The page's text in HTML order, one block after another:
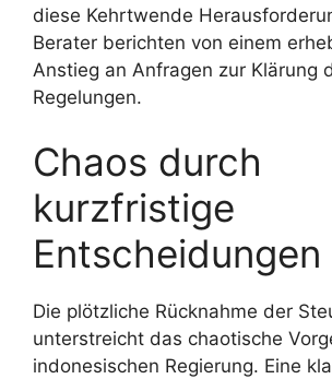
diese Kehrtwende
Berater berichten von einem
Anstieg an Anfragen zur Klärung
Regelungen.
Chaos durch
kurzfristige
Entscheidungen
Die plötzliche Rücknahme der
unterstreicht das chaotische
indonesischen Regierung. Eine